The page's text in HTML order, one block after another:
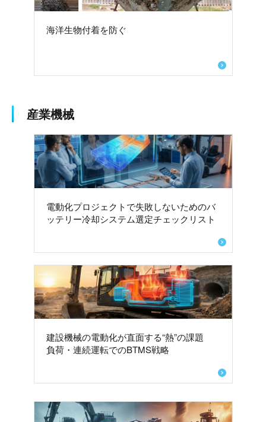
海洋生物付着を防ぐ
産業機械
電動化プロジェクトで失敗しないためのバ
ッテリー冷却システム選定チェックリスト
建設機械の電動化が直面する“熱”の課題
負荷・連続運転でのBTMS戦略